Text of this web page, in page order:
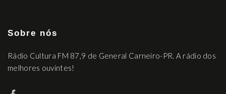
Sobre nós
Rádio Cultura FM 87,9 de General Carneiro-PR. A rádio dos
melhores ouvintes!